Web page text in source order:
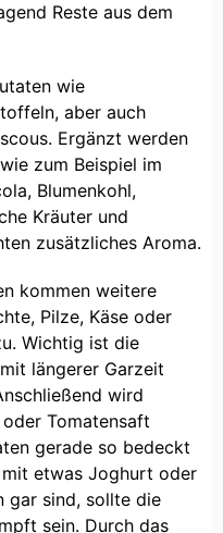
Reste aus dem
wie
aber auch
Ergänzt werden
zum Beispiel im
Blumenkohl,
Kräuter und
zusätzliches Aroma.
kommen weitere
Pilze, Käse oder
Wichtig ist die
längerer Garzeit
wird
Tomatensaft
gerade so bedeckt
etwas Joghurt oder
gar sind, sollte die
sein. Durch das